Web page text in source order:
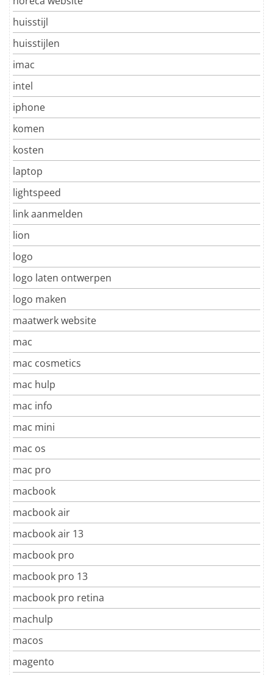
huisstijl
huisstijlen
imac
intel
iphone
komen
kosten
laptop
lightspeed
link aanmelden
lion
logo
logo laten ontwerpen
logo maken
maatwerk website
mac
mac cosmetics
mac hulp
mac info
mac mini
mac os
mac pro
macbook
macbook air
macbook air 13
macbook pro
macbook pro 13
macbook pro retina
machulp
macos
magento